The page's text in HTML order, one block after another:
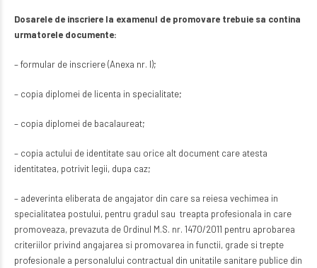
Dosarele de inscriere la examenul de promovare trebuie sa contina
urmatorele documente:
– formular de inscriere (Anexa nr. I);
– copia diplomei de licenta in specialitate;
– copia diplomei de bacalaureat;
– copia actului de identitate sau orice alt document care atesta
identitatea, potrivit legii, dupa caz;
– adeverinta eliberata de angajator din care sa reiesa vechimea in
specialitatea postului, pentru gradul sau treapta profesionala in care
promoveaza, prevazuta de Ordinul M.S. nr. 1470/2011 pentru aprobarea
criteriilor privind angajarea si promovarea in functii, grade si trepte
profesionale a personalului contractual din unitatile sanitare publice din